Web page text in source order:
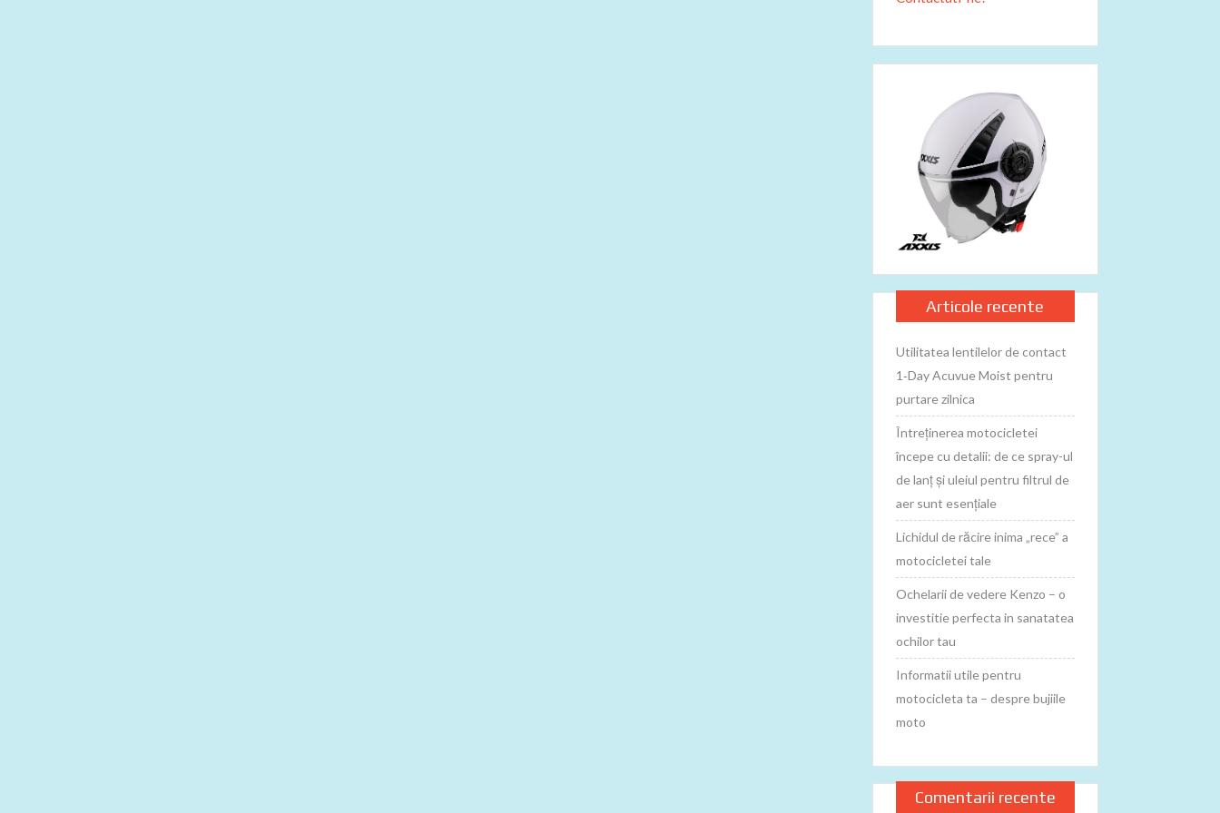
Articole recente
Utilitatea lentilelor de contact
1‑Day Acuvue Moist pentru
purtare zilnica
Întreținerea motocicletei
începe cu detalii: de ce spray-ul
de lanț și uleiul pentru filtrul de
aer sunt esențiale
Lichidul de răcire inima „rece” a
motocicletei tale
Ochelarii de vedere Kenzo – o
investitie perfecta in sanatatea
ochilor tau
Informatii utile pentru
motocicleta ta – despre bujiile
moto
Comentarii recente